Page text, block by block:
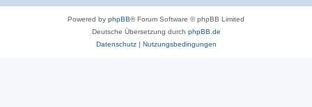
Powered by phpBB® Forum Software © phpBB Limited
Deutsche Übersetzung durch phpBB.de
Datenschutz| Nutzungsbedingungen